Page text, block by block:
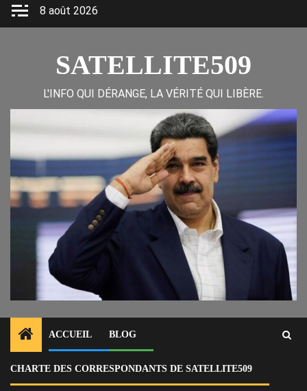
Skip
8 août 2026
SATELLITE509
L'INFO QUI DÉRANGE, LA VÉRITÉ QUI LIBÈRE.
ACCUEIL BLOG
CHARTE DES CORRESPONDANTS DE SATELLITE509
Home
Actu
Venezuela : Washington accuse Maduro de diriger un cartel narco-